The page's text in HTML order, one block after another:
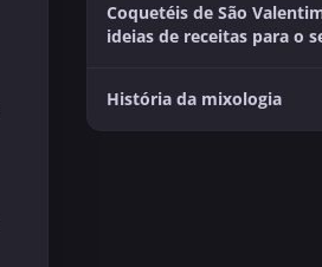
Coquetéis de São
ideias de receitas para o
História da mixologia